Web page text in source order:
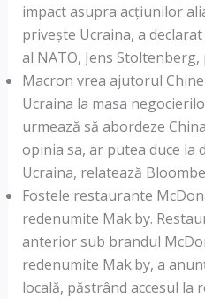
impact asupra acțiunilor
privește Ucraina, a
al NATO, Jens
Macron vrea ajutorul
Ucraina la masa
urmează să abordeze
opinia sa, ar putea duce la
Ucraina, relatează
Fostele restaurante
redenumite Mak.by.
anterior sub brandul
redenumite Mak.by, a
locală, păstrând accesul la